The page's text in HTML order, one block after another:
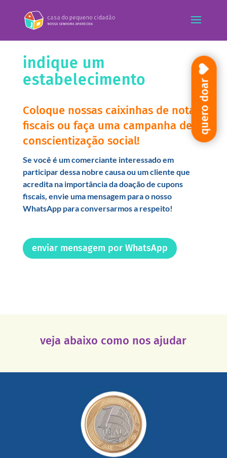
indique um
estabelecimento
Coloque nossas caixinhas de notas
fiscais ou faça uma campanha de
conscientização social!
Se você é um comerciante interessado em
participar dessa nobre causa ou um cliente que
acredita na importância da doação de cupons
fiscais, envie uma mensagem para o nosso
WhatsApp para conversarmos a respeito!
enviar mensagem por WhatsApp
veja abaixo como nos ajudar
mail mostrando tudo o que fizemos com a sua ajuda
somada a de outras pessoas.
saiba mais
quero doar